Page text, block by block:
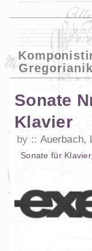
Sonate
Klavier
by Auerbach,
Sonate für Klavier,